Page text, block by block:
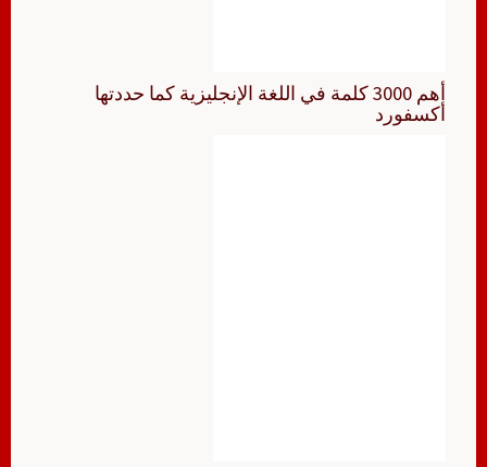
أهم 3000 كلمة في اللغة الإنجليزية كما حددتها
أكسفورد